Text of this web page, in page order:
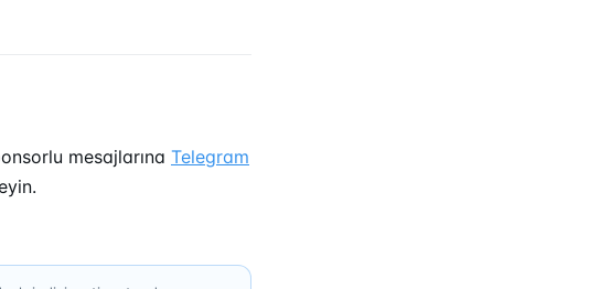
mesajlarına Telegram